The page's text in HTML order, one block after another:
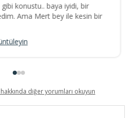
konustu.. baya iyidi, bir
Ama Mert bey ile kesin bir
diğer yorumları okuyun